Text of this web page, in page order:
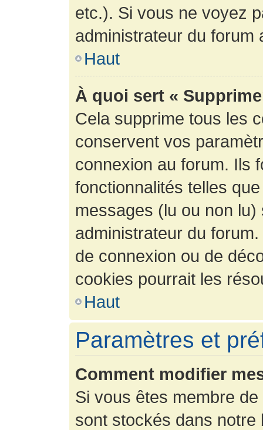
etc.). Si vous ne voyez
administrateur du forum
Haut
À quoi sert «
Cela supprime tous les
conservent vos
connexion au forum. Ils
fonctionnalités telles
messages (lu ou non
administrateur du
de connexion ou de
cookies pourrait les
Haut
Paramètres et
Comment modifier
Si vous êtes membre
sont stockés dans